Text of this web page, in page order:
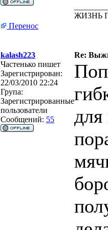
ЖИЗНЬ
Перенос
kalash223
Re:
Частенько пишет
Зарегистрирован:
22/03/2010 22:24
Група:
Зарегистрированные
пользователи
Сообщений: 55
для